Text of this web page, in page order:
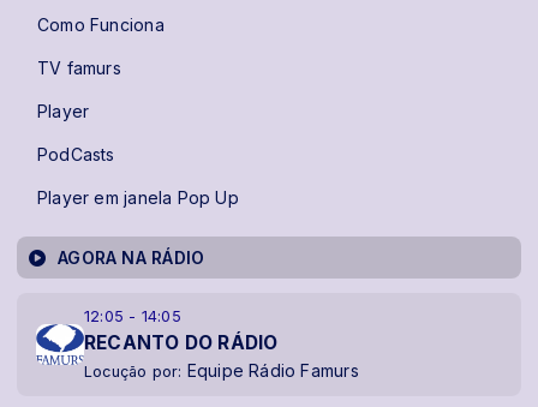
Como Funciona
TV famurs
Player
PodCasts
Player em janela Pop Up
AGORA NA RÁDIO
12:05 - 14:05
RECANTO DO RÁDIO
Locução por: Equipe Rádio Famurs